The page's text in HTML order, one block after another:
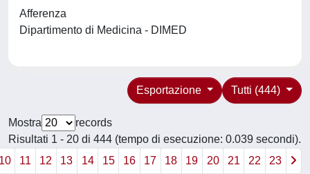
Afferenza
Dipartimento di Medicina - DIMED
Tutti (444)
Esportazione
Mostra
records
Risultati 1 - 20 di 444 (tempo di esecuzione: 0.039 secondi).
11 12 13 14 15 16 17 18 19 20 21 22 23